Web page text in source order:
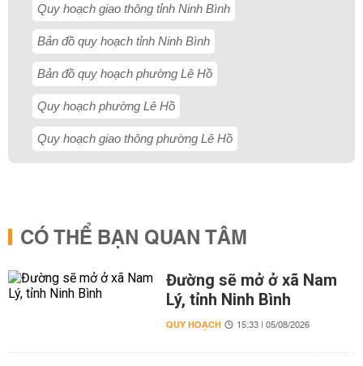
Quy hoạch giao thông tỉnh Ninh Bình
Bản đồ quy hoạch tỉnh Ninh Bình
Bản đồ quy hoạch phường Lê Hồ
Quy hoạch phường Lê Hồ
Quy hoạch giao thông phường Lê Hồ
CÓ THỂ BẠN QUAN TÂM
Đường sẽ mở ở xã Nam
Lý, tỉnh Ninh Bình
QUY HOẠCH 15:33 | 05/08/2026